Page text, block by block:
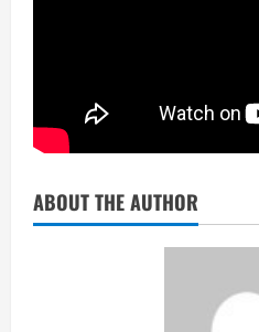
ABOUT THE AUTHOR